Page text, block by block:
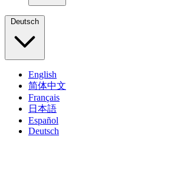
Deutsch
English
简体中文
Français
日本語
Español
Deutsch